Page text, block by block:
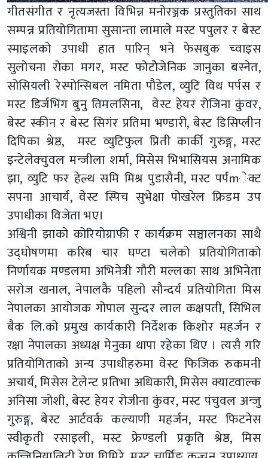
गीतसंगीत र नृत्यजस्ता विभिन्न मनोरञ्जक प्रस्तुतिका साथ
सम्पन्न प्रतियोगितामा सुसान्ता लामाले मस्ट पपुलर र बेस्ट
स्माइलको उपाधी हात पारिन् भने फेसबुक च्वाइस
सुलोचना रोका मगर, मस्ट फोटोेजेनिक जानुका बस्नेत,
सोसियली रेस्पोन्सिबल नमिता पौडेल, व्युटि विथ पर्पस र
मस्ट डिर्जभिंग बुनु तिमलसिना, वेस्ट हेयर रोजिना कुंवर,
बेस्ट स्कीन र बेस्ट सिगंर प्रतिमा भण्डारी, बेस्ट डिसिप्लीन
दिपिका श्रेष्ठ, मस्ट व्युटिफुल प्रिती कार्की गुरुङ्ग, मस्ट
इन्टेलेक्चुवल मन्जीला शर्मा, मिसेस भिभासियस अनामिक
झा, व्युटि फर हेल्थ समि मिश्र पुडासैनी, मस्ट पर्पmेक्ट
सपना आचार्य, वेस्ट स्पिच सुभेक्षा पोखरेल फ्रिडम उप
उपाधीका विजेता भए।
अश्विनी झाको कोरियोग्राफी र कार्यक्रम सञ्चालनका साथै
उद्घोषणमा करिब चार घण्टा चलेको प्रतियोगिताको
निर्णायक मण्डलमा अभिनेत्री गौरी मल्लका साथ अभिनेता
सरोज खनाल, नेपालकै पहिलो सौन्दर्य प्रतियोगिता मिस
नेपालका आयोजक गोपाल सुन्दर लाल कक्षपती, सिभिल
बैक लि.को प्रमुख कार्यकारी निर्देशक किशोर महर्जन र
रक्षा नेपालका अध्यक्ष मेनुका थापा रहेका थिए । त्यसै गरि
प्रतियोगिताको अन्य उपाधीहरुमा वेस्ट फिजिक रुकमनी
अचार्य, मिसेस टेलेन्ट प्रतिभा अधिकारी, मिसेस क्याटवाल्क
अनिसा जोशी, बेस्ट हेयर रोजीना कुंवर, मस्ट पंचुवल अन्जु
गुरुङ्ग, बेस्ट आर्टवर्क कल्याणी महर्जन, मस्ट फिटनेस
स्वीकृती रसाइली, मस्ट फ्रेण्डली प्रकृति श्रेष्ठ, मिस